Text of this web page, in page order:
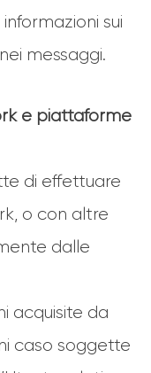
sui
messaggi.
e piattaforme
di effettuare
o con altre
dalle
acquisite da
caso soggette